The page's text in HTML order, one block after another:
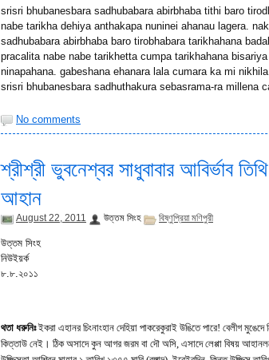
srisri bhubanesbara sadhubabara abirbhaba tithi baro
nabe tarikha dehiya anthakapa nuninei ahanau lagera.
sadhubabara abirbhaba baro tirobhabara tarikhahana
pracalita nabe nabe tarikhetta cumpa tarikhahana
ninapahana. gabeshana ehanara lala cumara ka mi
srisri bhubanesbara sadhuthakura sebasrama-ra millena
No comments
শ্রীশ্রী ভুবনেশ্বর সাধুবাবার আবির্ভাব
আহান
August 22, 2011 উত্তম সিংহ বিষ্ণুপ্রিয়া মণিপুরী
উত্তম সিংহ
নিউইয়র্ক
৮.৮.২০১১
থতা ধরুনিঃইকরা এহানর চিংনাংহান দেহিয়া পাকরেকুরাই উঙিতে পারে! বেলীগ
কিত্তাউ নেই। ঠিক অসাদে কুন আগর জরম বা দৌ অসি, এসাদে লেপ্পা বিষয়